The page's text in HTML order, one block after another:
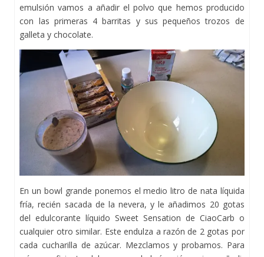
emulsión vamos a añadir el polvo que hemos producido
con las primeras 4 barritas y sus pequeños trozos de
galleta y chocolate.
En un bowl grande ponemos el medio litro de nata líquida
fría, recién sacada de la nevera, y le añadimos 20 gotas
del edulcorante líquido Sweet Sensation de CiaoCarb o
cualquier otro similar. Este endulza a razón de 2 gotas por
cada cucharilla de azúcar. Mezclamos y probamos. Para